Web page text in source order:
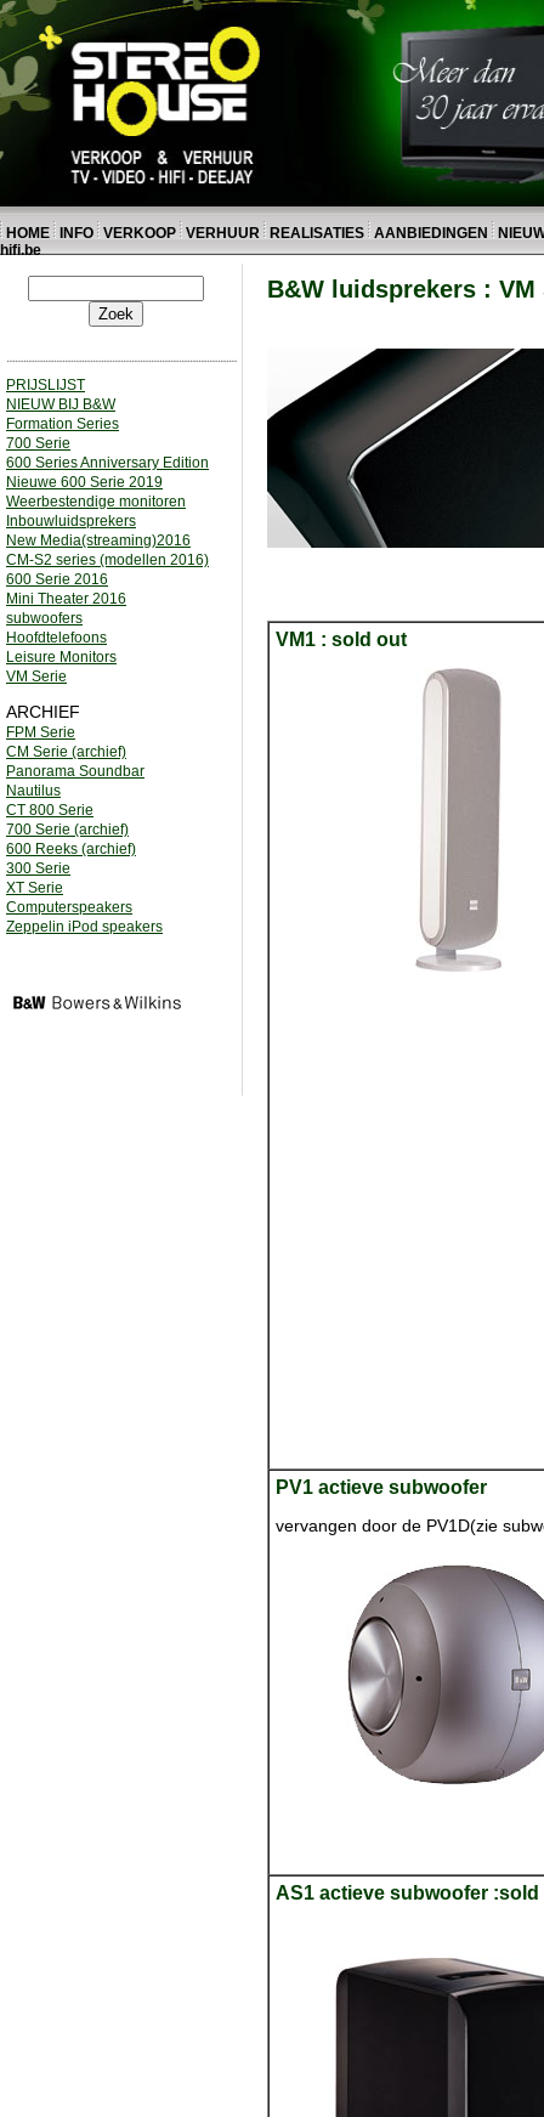
HOME INFO VERKOOP VERHUUR REALISATIES AANBIEDINGEN
hifi.be
PRIJSLIJST
NIEUW BIJ B&W
Formation Series
700 Serie
600 Series Anniversary Edition
Nieuwe 600 Serie 2019
Weerbestendige monitoren
Inbouwluidsprekers
New Media(streaming)2016
CM-S2 series (modellen 2016)
600 Serie 2016
Mini Theater 2016
subwoofers
Hoofdtelefoons
Leisure Monitors
VM Serie
ARCHIEF
FPM Serie
CM Serie (archief)
Panorama Soundbar
Nautilus
CT 800 Serie
700 Serie (archief)
600 Reeks (archief)
300 Serie
XT Serie
Computerspeakers
Zeppelin iPod speakers
B&W luidsprekers : VM
VM1 : sold out
PV1 actieve subwoofer
vervangen door de PV1D(zie
AS1 actieve subwoofer :sold